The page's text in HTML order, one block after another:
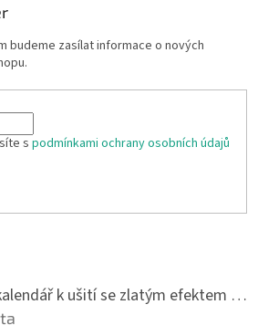
budeme zasílat informace o nových
s podmínkami ochrany osobních údajů
Adventní kalendář k ušití se zlatým efektem 042Q
je 5 z 5 hvězdiček.